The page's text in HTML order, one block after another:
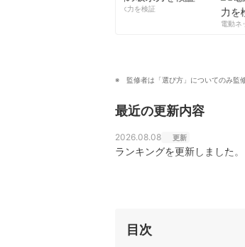
柔軟剤の吸水力を検証
電動ネ
監修者は「選び方」についてのみ監
最近の更新内容
2026.08.08 更新
ランキングを更新しました。
目次